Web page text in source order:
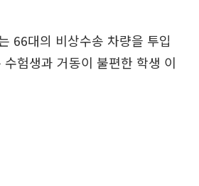
66대의 비상수송 차량을 투입
험생과 거동이 불편한 학생 이